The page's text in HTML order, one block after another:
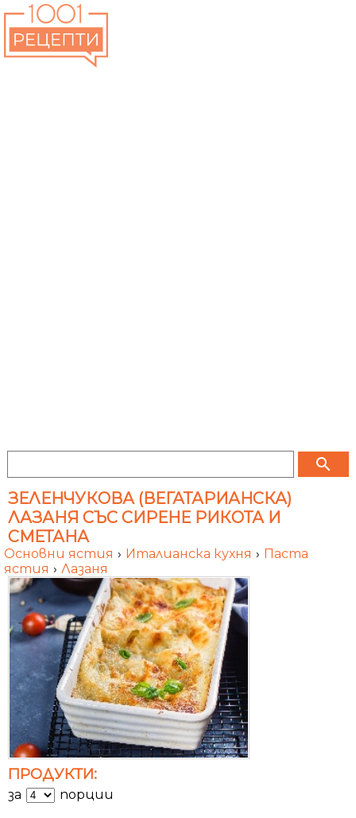
search
ЗЕЛЕНЧУКОВА (ВЕГАТАРИАНСКА)
ЛАЗАНЯ СЪС СИРЕНЕ РИКОТА И
СМЕТАНА
Основни ястия › Италианска кухня › Паста
ястия › Лазаня
ПРОДУКТИ:
за порции